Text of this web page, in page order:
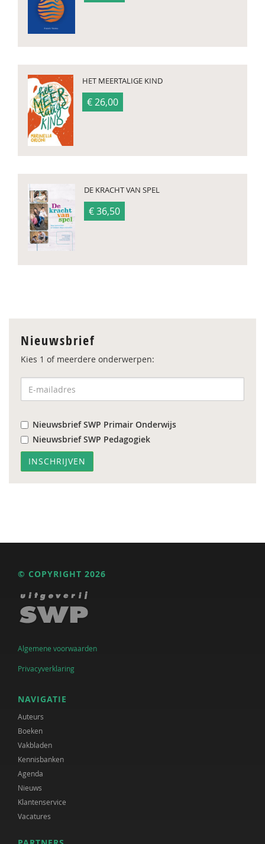
HET MEERTALIGE KIND
€ 26,00
DE KRACHT VAN SPEL
€ 36,50
Nieuwsbrief
Kies 1 of meerdere onderwerpen:
Nieuwsbrief SWP Primair Onderwijs
Nieuwsbrief SWP Pedagogiek
© COPYRIGHT 2026
Algemene voorwaarden
Privacyverklaring
NAVIGATIE
Auteurs
Boeken
Vakbladen
Kennisbanken
Agenda
Nieuws
Klantenservice
Vacatures